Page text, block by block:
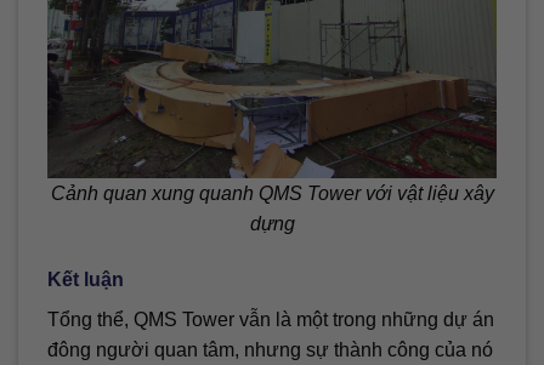
Cảnh quan xung quanh QMS Tower với vật liệu xây
dựng
Kết luận
Tổng thể, QMS Tower vẫn là một trong những dự án
đông người quan tâm, nhưng sự thành công của nó